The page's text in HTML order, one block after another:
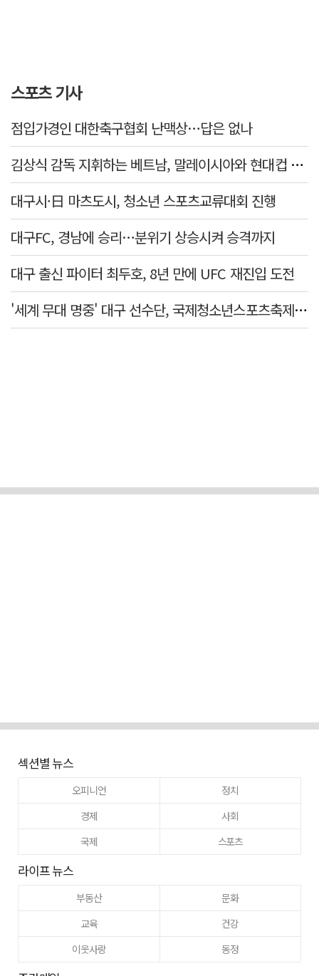
스포츠 기사
점입가경인 대한축구협회 난맥상…답은 없나
김상식 감독 지휘하는 베트남, 말레이시아와 현대컵 4강 격돌
대구시·日 마츠도시, 청소년 스포츠교류대회 진행
대구FC, 경남에 승리…분위기 상승시켜 승격까지
대구 출신 파이터 최두호, 8년 만에 UFC 재진입 도전
'세계 무대 명중' 대구 선수단, 국제청소년스포츠축제 금1·동4개
섹션별 뉴스
오피니언
정치
경제
사회
국제
스포츠
라이프 뉴스
부동산
문화
교육
건강
이웃사랑
동정